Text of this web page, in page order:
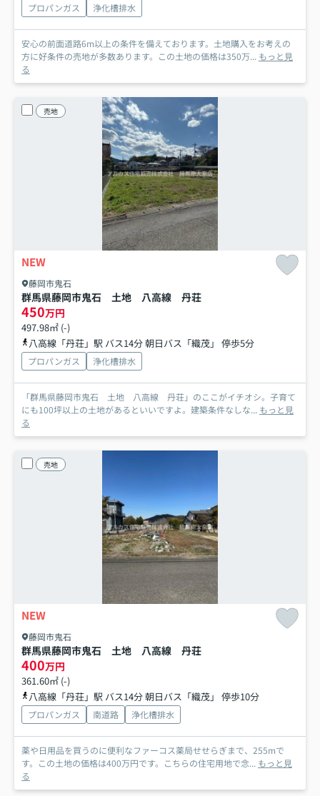
プロパンガス 浄化槽排水
安心の前面道路6m以上の条件を備えております。土地購入をお考えの
方に好条件の売地が多数あります。この土地の価格は350万... もっと見
る
売地
NEW
藤岡市鬼石
群馬県藤岡市鬼石 土地 八高線 丹荘
450万円
497.98㎡ (-)
八高線「丹荘」駅 バス14分 朝日バス「織茂」 停歩5分
プロパンガス 浄化槽排水
「群馬県藤岡市鬼石 土地 八高線 丹荘」のここがイチオシ。子育て
にも100坪以上の土地があるといいですよ。建築条件なしな... もっと見
る
売地
NEW
藤岡市鬼石
群馬県藤岡市鬼石 土地 八高線 丹荘
400万円
361.60㎡ (-)
八高線「丹荘」駅 バス14分 朝日バス「織茂」 停歩10分
プロパンガス 南道路 浄化槽排水
薬や日用品を買うのに便利なファーコス薬局せせらぎまで、255mで
す。この土地の価格は400万円です。こちらの住宅用地で念... もっと見
る